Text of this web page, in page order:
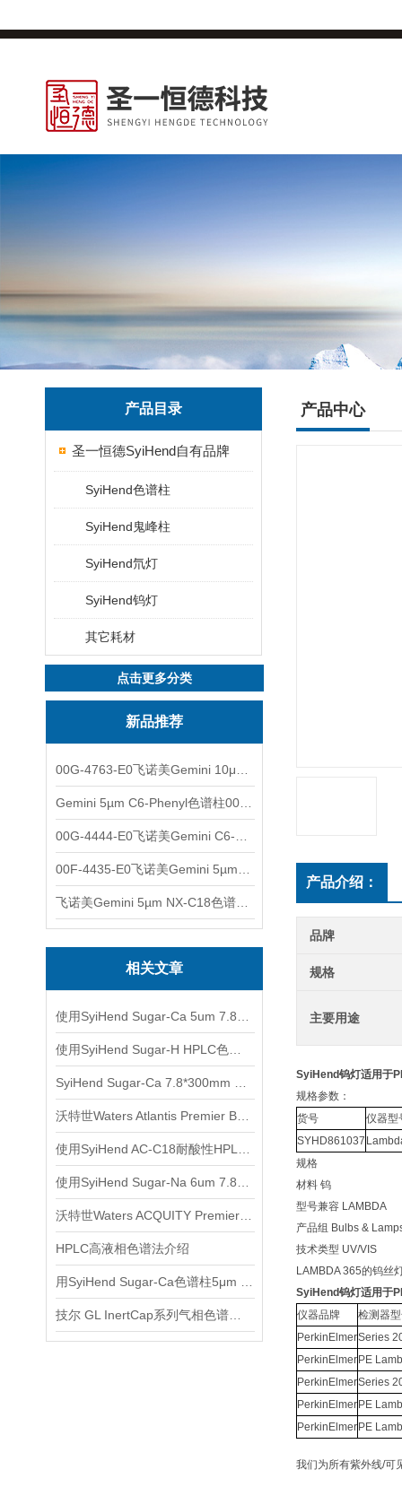
产品目录
圣一恒德SyiHend自有品牌
SyiHend色谱柱
SyiHend鬼峰柱
SyiHend氘灯
SyiHend钨灯
其它耗材
点击更多分类
新品推荐
相关文章
HPLC高液相色谱法介绍
产品中心
产品介绍：
品牌
规格
主要用途
SyiHend钨灯适用于
规格参数：
货号
仪器型
SYHD861037
规格
材料 钨
型号兼容 LAMBDA
产品组 Bulbs &
技术类型 UV/VIS
LAMBDA 365的钨丝
SyiHend钨灯适用于
仪器品牌
检测器
PerkinElmerSeries
PerkinElmer PE
PerkinElmerSeries
PerkinElmer PE
PerkinElmer PE
我们为所有紫外线/可